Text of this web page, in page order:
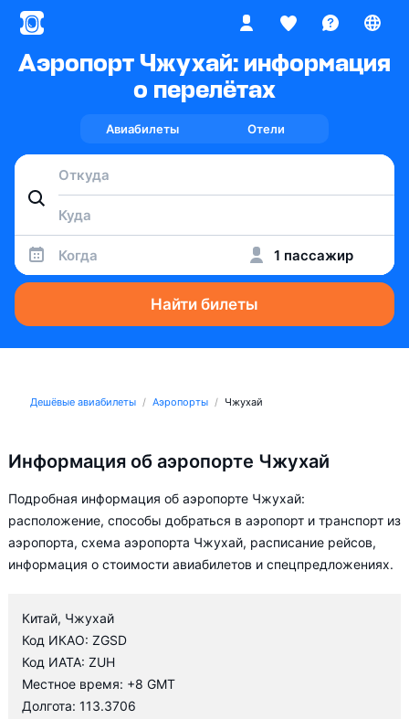
Аэропорт Чжухай: информация
о перелётах
Авиабилеты Отели
Когда 1 пассажир
Найти билеты
Дешёвые авиабилеты Аэропорты Чжухай
Информация об аэропорте Чжухай
Подробная информация об аэропорте Чжухай:
расположение, способы добраться в аэропорт и транспорт из
аэропорта, схема аэропорта Чжухай, расписание рейсов,
информация о стоимости авиабилетов и спецпредложениях.
Китай, Чжухай
Код ИКАО: ZGSD
Код ИАТА: ZUH
Местное время: +8 GMT
Долгота: 113.3706